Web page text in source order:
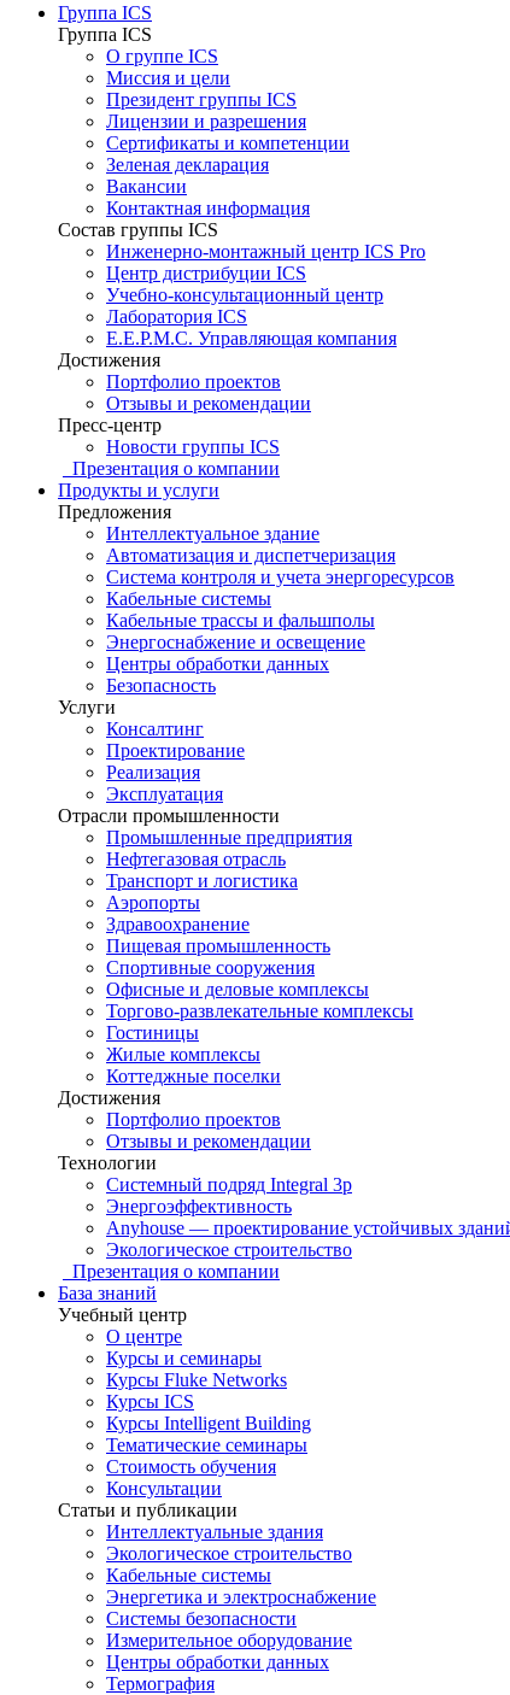
Группа ICS
Группа ICS
О группе ICS
Миссия и цели
Президент группы ICS
Лицензии и разрешения
Сертификаты и компетенции
Зеленая декларация
Вакансии
Контактная информация
Состав группы ICS
Инженерно-монтажный центр ICS Pro
Центр дистрибуции ICS
Учебно-консультационный центр
Лаборатория ICS
E.E.P.M.C. Управляющая компания
Достижения
Портфолио проектов
Отзывы и рекомендации
Пресс-центр
Новости группы ICS
Презентация о компании
Продукты и услуги
Предложения
Интеллектуальное здание
Автоматизация и диспетчеризация
Система контроля и учета энергоресурсов
Кабельные системы
Кабельные трассы и фальшполы
Энергоснабжение и освещение
Центры обработки данных
Безопасность
Услуги
Консалтинг
Проектирование
Реализация
Эксплуатация
Отрасли промышленности
Промышленные предприятия
Нефтегазовая отрасль
Транспорт и логистика
Аэропорты
Здравоохранение
Пищевая промышленность
Спортивные сооружения
Офисные и деловые комплексы
Торгово-развлекательные комплексы
Гостиницы
Жилые комплексы
Коттеджные поселки
Достижения
Портфолио проектов
Отзывы и рекомендации
Технологии
Системный подряд Integral 3p
Энергоэффективность
Anyhouse — проектирование устойчивых
Экологическое строительство
Презентация о компании
База знаний
Учебный центр
О центре
Курсы и семинары
Курсы Fluke Networks
Курсы ICS
Курсы Intelligent Building
Тематические семинары
Стоимость обучения
Консультации
Статьи и публикации
Интеллектуальные здания
Экологическое строительство
Кабельные системы
Энергетика и электроснабжение
Системы безопасности
Измерительное оборудование
Центры обработки данных
Термография